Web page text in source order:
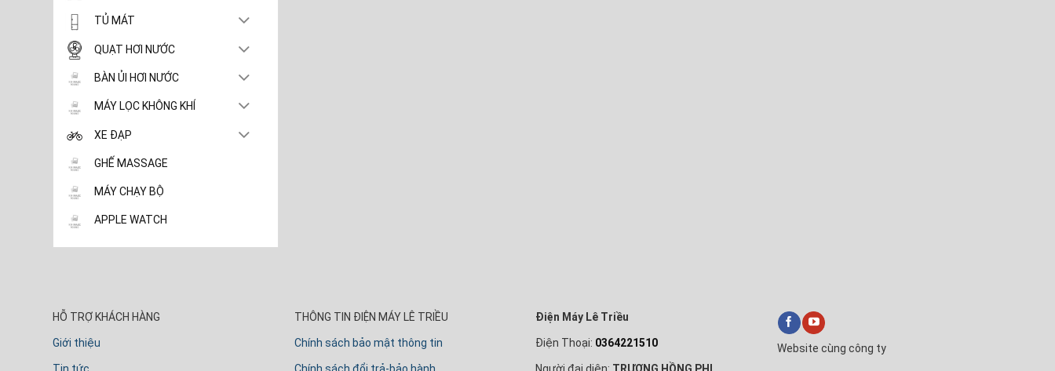
TỦ MÁT
QUẠT HƠI NƯỚC
BÀN ỦI HƠI NƯỚC
MÁY LỌC KHÔNG KHÍ
XE ĐẠP
GHẾ MASSAGE
MÁY CHẠY BỘ
APPLE WATCH
HỖ TRỢ KHÁCH HÀNG
Giới thiệu
Tin tức
THÔNG TIN ĐIỆN MÁY LÊ TRIỀU
Chính sách bảo mật thông tin
Chính sách đổi trả-bảo hành
Điện Máy Lê Triều
Điện Thoại: 0364221510 Website cùng công ty